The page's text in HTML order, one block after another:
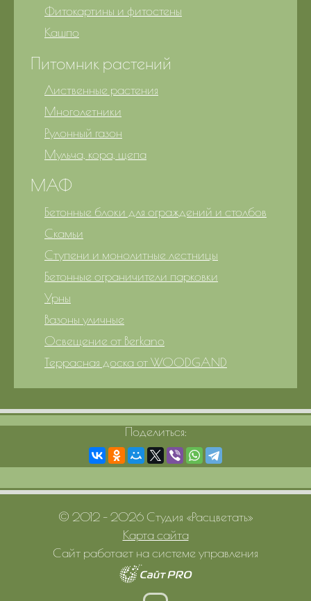
Фитокартины и фитостены
Кашпо
Питомник растений
Лиственные растения
Многолетники
Рулонный газон
Мульча, кора, щепа
МАФ
Бетонные блоки для ограждений и столбов
Скамьи
Ступени и монолитные лестницы
Бетонные ограничители парковки
Урны
Вазоны уличные
Освещение от Berkano
Террасная доска от WOODGAND
Поделиться:
© 2012 – 2026 Студия «Расцветать»
Карта сайта
Сайт работает на системе управления